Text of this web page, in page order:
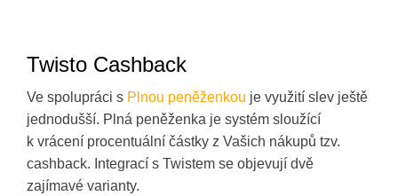
Twisto Cashback
Ve spolupráci s Plnou peněženkou je využití slev ještě
jednodušší. Plná peněženka je systém sloužící
k vrácení procentuální částky z Vašich nákupů tzv.
cashback. Integrací s Twistem se objevují dvě
zajímavé varianty.